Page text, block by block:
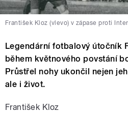
František Kloz (vlevo) v zápase proti
Legendární fotbalový útočník
během květnového povstání
Průstřel nohy ukončil nejen
ale i život.
František Kloz